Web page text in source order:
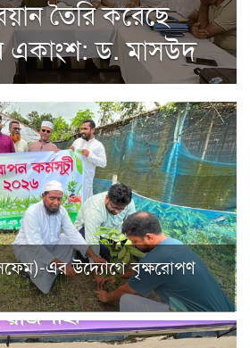
তৈরি করেছে
একাংশ: ড. মাসউদ
এর উদ্যোগে বৃক্ষরোপণ